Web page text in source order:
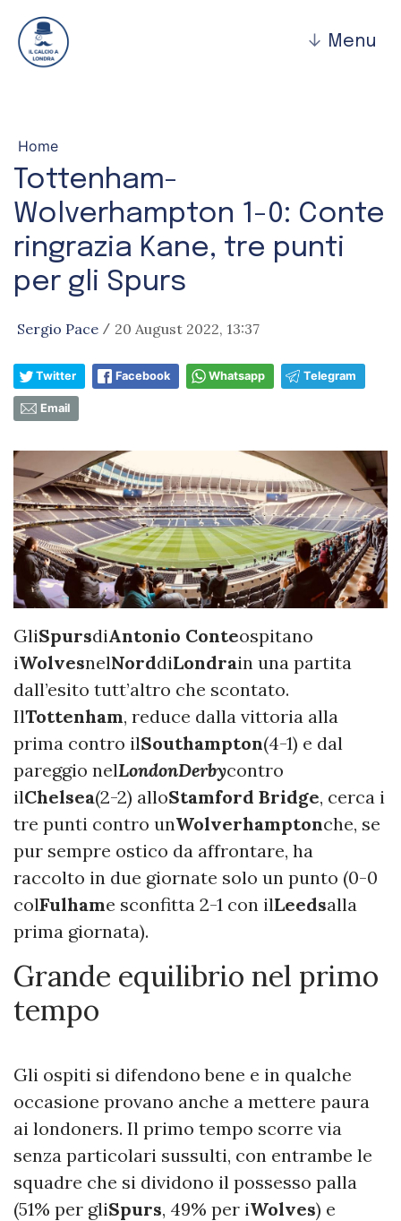
↓ Menu
Home
Tottenham-
Wolverhampton 1-0: Conte
ringrazia Kane, tre punti
per gli Spurs
Sergio Pace / 20 August 2022, 13:37
Twitter Facebook Whatsapp Telegram
Email
GliSpursdiAntonio Conteospitano
iWolvesnelNorddiLondrain una partita
dall’esito tutt’altro che scontato.
IlTottenham, reduce dalla vittoria alla
prima contro ilSouthampton(4-1) e dal
pareggio nelLondonDerbycontro
ilChelsea(2-2) alloStamford Bridge, cerca i
tre punti contro unWolverhamptonche, se
pur sempre ostico da affrontare, ha
raccolto in due giornate solo un punto (0-0
colFulhame sconfitta 2-1 con ilLeedsalla
prima giornata).
Grande equilibrio nel primo
tempo
Gli ospiti si difendono bene e in qualche
occasione provano anche a mettere paura
ai londoners. Il primo tempo scorre via
senza particolari sussulti, con entrambe le
squadre che si dividono il possesso palla
(51% per gliSpurs, 49% per iWolves) e